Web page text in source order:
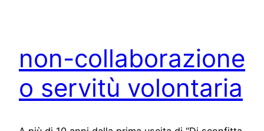
non-collaborazione
o servitù volontaria